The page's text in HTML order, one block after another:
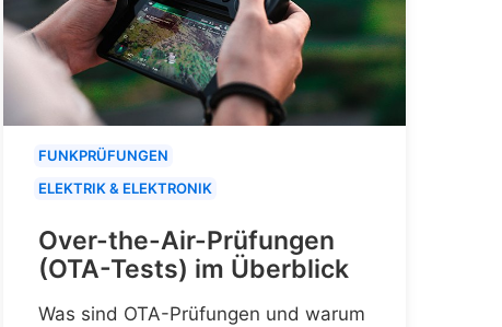
FUNKPRÜFUNGEN
ELEKTRIK & ELEKTRONIK
Over-the-Air-Prüfungen
(OTA-Tests) im Überblick
Was sind OTA-Prüfungen und warum